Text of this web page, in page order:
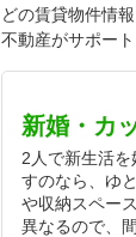
どの賃貸物件情
不動産がサポート
新婚・カ
2人で新生活
すのなら、ゆ
や収納スペー
異なるので、